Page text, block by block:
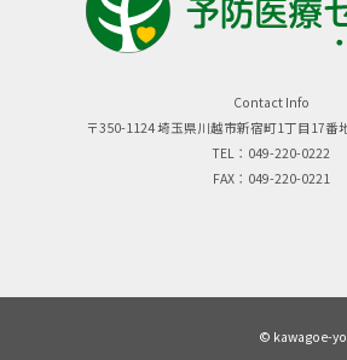
Contact Info
〒350-1124 埼玉県川越市新宿町1丁目17番
TEL：049-220-0222
FAX：049-220-0221
© kawagoe-